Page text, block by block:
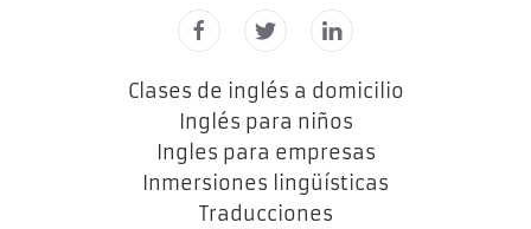
Clases de inglés a domicilio
Inglés para niños
Ingles para empresas
Inmersiones lingüísticas
Traducciones